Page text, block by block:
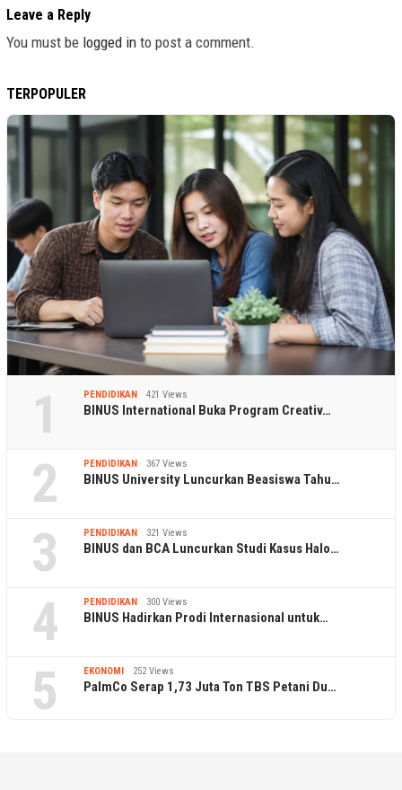
Leave a Reply
You must be logged in to post a comment.
TERPOPULER
1 PENDIDIKAN 421 Views
BINUS International Buka Program Creativ…
2 PENDIDIKAN 367 Views
BINUS University Luncurkan Beasiswa Tahu…
3 PENDIDIKAN 321 Views
BINUS dan BCA Luncurkan Studi Kasus Halo…
4 PENDIDIKAN 300 Views
BINUS Hadirkan Prodi Internasional untuk…
5 EKONOMI 252 Views
PalmCo Serap 1,73 Juta Ton TBS Petani Du…